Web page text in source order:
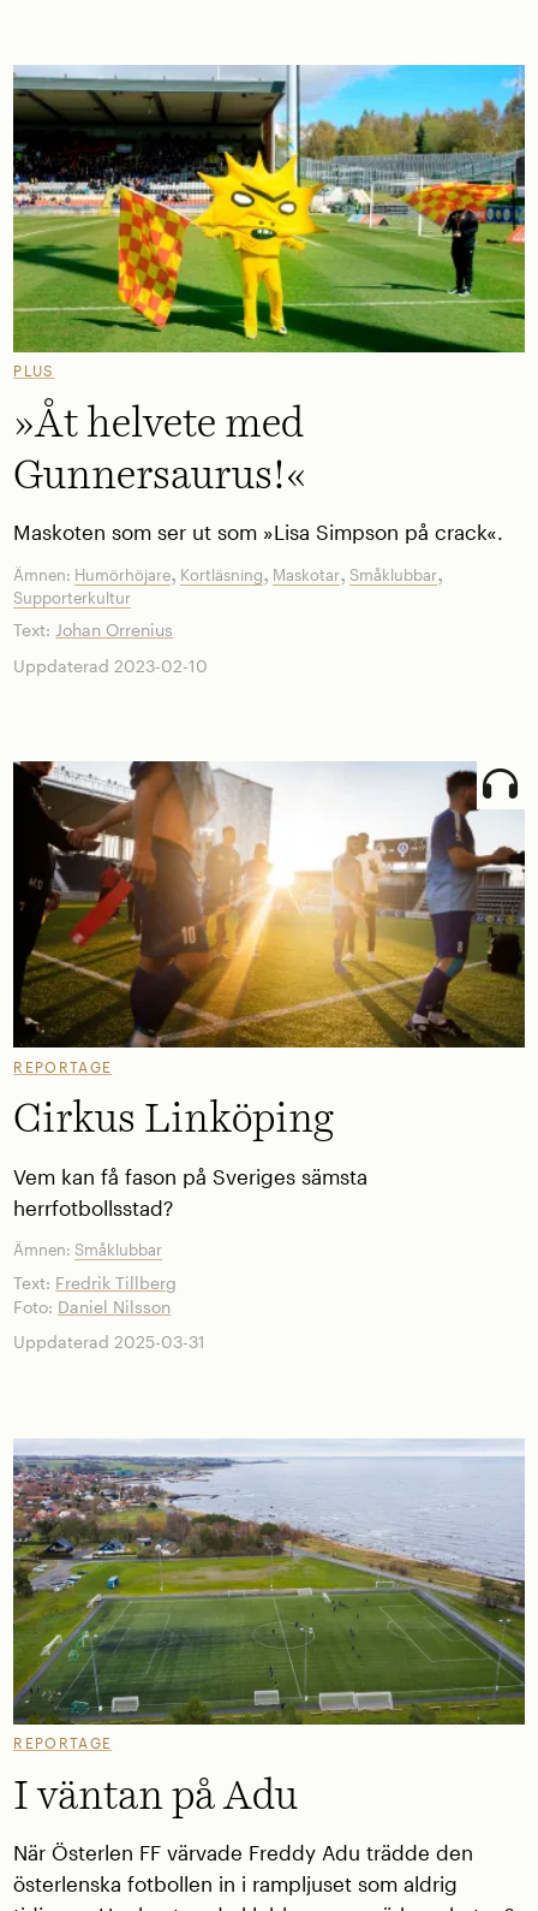
PLUS
»Åt helvete med
Gunnersaurus!«
Maskoten som ser ut som »Lisa Simpson på crack«.
Ämnen: Humörhöjare, Kortläsning, Maskotar,Småklubbar,
Supporterkultur
Text: Johan Orrenius
Uppdaterad 2023-02-10
REPORTAGE
Cirkus Linköping
Vem kan få fason på Sveriges sämsta
herrfotbollsstad?
Ämnen:Småklubbar
Text: Fredrik Tillberg
Foto: Daniel Nilsson
Uppdaterad 2025-03-31
REPORTAGE
I väntan på Adu
När Österlen FF värvade Freddy Adu trädde den
österlenska fotbollen in i rampljuset som aldrig